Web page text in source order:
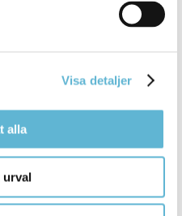
Visa detaljer
alla
urval